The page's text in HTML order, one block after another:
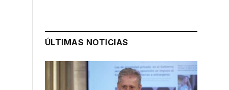
ÚLTIMAS NOTICIAS